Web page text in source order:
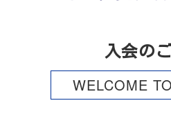
入会の
WELCOME